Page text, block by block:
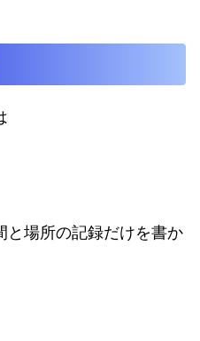
と場所の記録だけを書か